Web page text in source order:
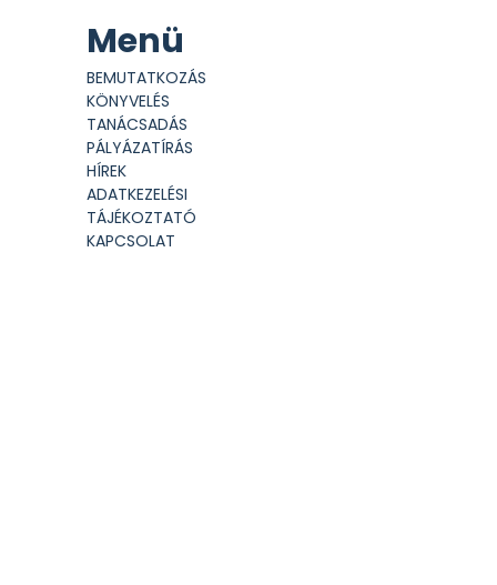
Menü
BEMUTATKOZÁS
KÖNYVELÉS
TANÁCSADÁS
PÁLYÁZATÍRÁS
HÍREK
ADATKEZELÉSI
TÁJÉKOZTATÓ
KAPCSOLAT